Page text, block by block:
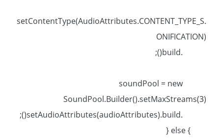
.setContentType(AudioAttributes.CONTENT_TYPE_S
ONIFICATION)
soundPool = new
SoundPool.Builder().setMaxStreams(3)
} else {